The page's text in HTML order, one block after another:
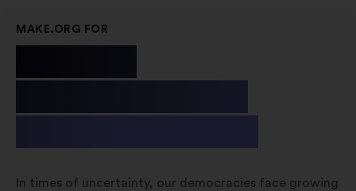
MAKE.ORG FOR
In times of uncertainty, our democracies face growing